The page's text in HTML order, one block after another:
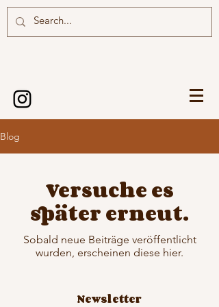
Blog
Versuche es
später erneut.
Sobald neue Beiträge veröffentlicht
wurden, erscheinen diese hier.
Newsletter